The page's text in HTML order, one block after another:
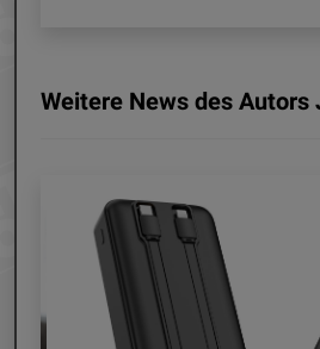
Weitere News des Autors